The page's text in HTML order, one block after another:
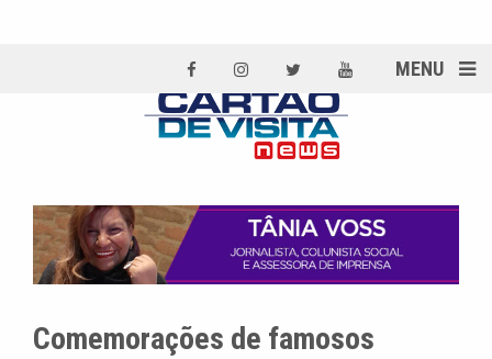
MENU
Comemorações de famosos